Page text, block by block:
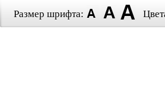
Размер шрифта: